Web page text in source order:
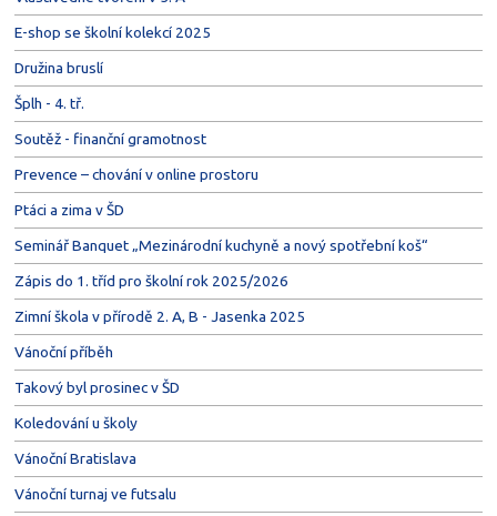
E-shop se školní kolekcí 2025
Družina bruslí
Šplh - 4. tř.
Soutěž - finanční gramotnost
Prevence – chování v online prostoru
Ptáci a zima v ŠD
Seminář Banquet „Mezinárodní kuchyně a nový spotřební koš“
Zápis do 1. tříd pro školní rok 2025/2026
Zimní škola v přírodě 2. A, B - Jasenka 2025
Vánoční příběh
Takový byl prosinec v ŠD
Koledování u školy
Vánoční Bratislava
Vánoční turnaj ve futsalu